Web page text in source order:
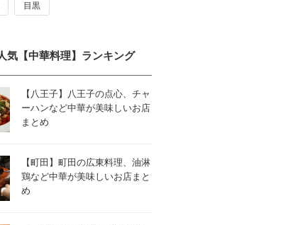
目黒
気【中華料理】ランキング
【八王子】八王子の点心、チャ
ーハンなど中華が美味しいお店
まとめ
【町田】町田の広東料理、油淋
鶏など中華が美味しいお店まと
め